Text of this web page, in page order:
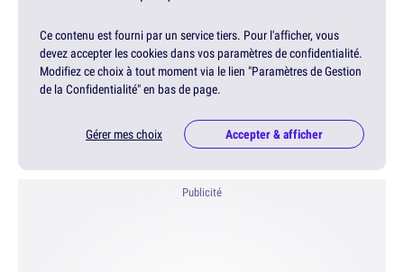
Ce contenu est fourni par un service tiers. Pour l'afficher, vous
devez accepter les cookies dans vos paramètres de confidentialité.
Modifiez ce choix à tout moment via le lien "Paramètres de Gestion
de la Confidentialité" en bas de page.
Gérer mes choix Accepter & afficher
Publicité